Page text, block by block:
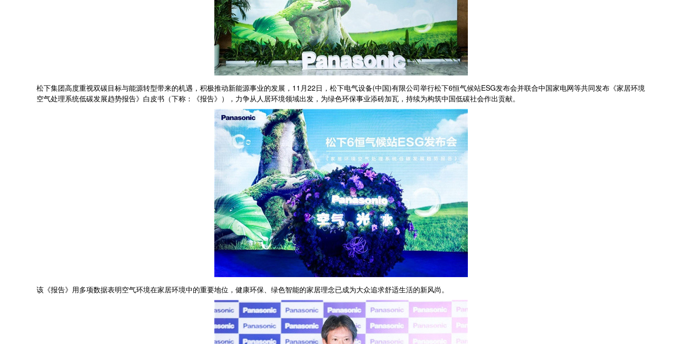
松下集团高度重视双碳目标与能源转型带来的机遇，积极推动新能源事业的发展，11月22日，松下电气设备(中国)有限公司举行松下6恒气候站ESG发布会并联合中国家电网等共同发布《家居环境
空气处理系统低碳发展趋势报告》白皮书（下称：《报告》），力争从人居环境领域出发，为绿色环保事业添砖加瓦，持续为构筑中国低碳社会作出贡献。
该《报告》用多项数据表明空气环境在家居环境中的重要地位，健康环保、绿色智能的家居理念已成为大众追求舒适生活的新风尚。